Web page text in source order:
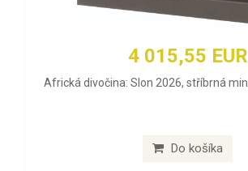
4 015,55 EUR
Africká divočina: Slon 2026, stříbrná
Do košíka